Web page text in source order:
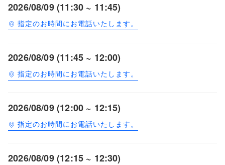
2026/08/09 (11:30 ~ 11:45)
指定のお時間にお電話いたします。
2026/08/09 (11:45 ~ 12:00)
指定のお時間にお電話いたします。
2026/08/09 (12:00 ~ 12:15)
指定のお時間にお電話いたします。
2026/08/09 (12:15 ~ 12:30)